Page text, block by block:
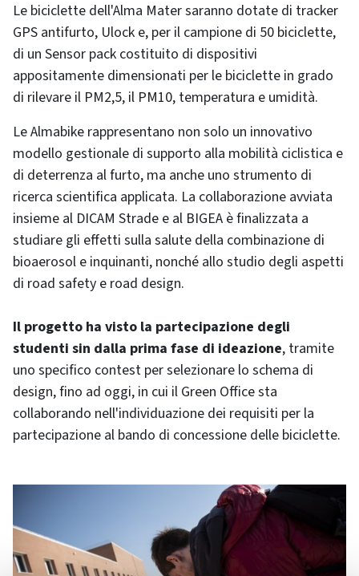
Le biciclette dell'Alma Mater saranno dotate di tracker
GPS antifurto, Ulock e, per il campione di 50 biciclette,
di un Sensor pack costituito di dispositivi
appositamente dimensionati per le biciclette in grado
di rilevare il PM2,5, il PM10, temperatura e umidità.
Le Almabike rappresentano non solo un innovativo
modello gestionale di supporto alla mobilità ciclistica e
di deterrenza al furto, ma anche uno strumento di
ricerca scientifica applicata. La collaborazione avviata
insieme al DICAM Strade e al BIGEA è finalizzata a
studiare gli effetti sulla salute della combinazione di
bioaerosol e inquinanti, nonché allo studio degli aspetti
di road safety e road design.
Il progetto ha visto la partecipazione degli
studenti sin dalla prima fase di ideazione, tramite
uno specifico contest per selezionare lo schema di
design, fino ad oggi, in cui il Green Office sta
collaborando nell'individuazione dei requisiti per la
partecipazione al bando di concessione delle biciclette.